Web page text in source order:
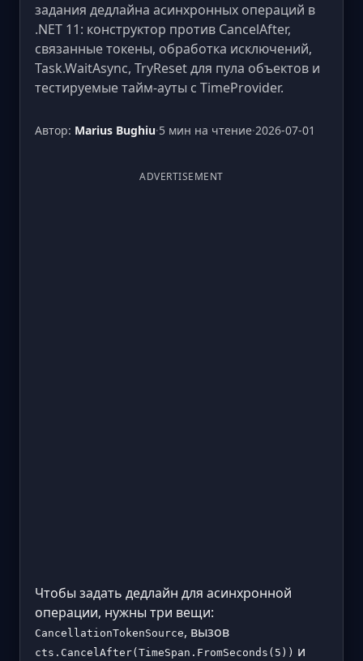
задания дедлайна асинхронных операций в
.NET 11: конструктор против CancelAfter,
связанные токены, обработка исключений,
Task.WaitAsync, TryReset для пула объектов и
тестируемые тайм-ауты с TimeProvider.
Автор: Marius Bughiu·5 мин на чтение·2026-07-01
ADVERTISEMENT
Чтобы задать дедлайн для асинхронной
операции, нужны три вещи:
CancellationTokenSource, вызов
cts.CancelAfter(TimeSpan.FromSeconds(5)) и